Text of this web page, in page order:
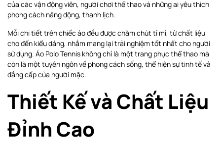
của các vận động viên, người chơi thể thao và những ai yêu thích
phong cách năng động, thanh lịch.
Mỗi chi tiết trên chiếc áo đều được chăm chút tỉ mỉ, từ chất liệu
cho đến kiểu dáng, nhằm mang lại trải nghiệm tốt nhất cho người
sử dụng. Áo Polo Tennis không chỉ là một trang phục thể thao mà
còn là một tuyên ngôn về phong cách sống, thể hiện sự tinh tế và
đẳng cấp của người mặc.
Thiết Kế và Chất Liệu
Đỉnh Cao